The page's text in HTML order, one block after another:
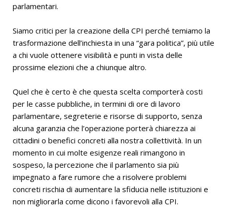
parlamentari.
Siamo critici per la creazione della CPI perché temiamo la
trasformazione dell’inchiesta in una “gara politica”, più utile
a chi vuole ottenere visibilità e punti in vista delle
prossime elezioni che a chiunque altro.
Quel che è certo è che questa scelta comporterà costi
per le casse pubbliche, in termini di ore di lavoro
parlamentare, segreterie e risorse di supporto, senza
alcuna garanzia che l’operazione porterà chiarezza ai
cittadini o benefici concreti alla nostra collettività. In un
momento in cui molte esigenze reali rimangono in
sospeso, la percezione che il parlamento sia più
impegnato a fare rumore che a risolvere problemi
concreti rischia di aumentare la sfiducia nelle istituzioni e
non migliorarla come dicono i favorevoli alla CPI.